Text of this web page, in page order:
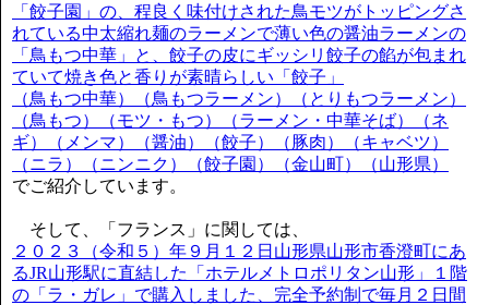
「餃子園」の、程良く味付けされた鳥モツがトッピングさ
れている中太縮れ麺のラーメンで薄い色の醤油ラーメンの
「鳥もつ中華」と、餃子の皮にギッシリ餃子の餡が包まれ
ていて焼き色と香りが素晴らしい「餃子」
（鳥もつ中華）（鳥もつラーメン）（とりもつラーメン）
（鳥もつ）（モツ・もつ）（ラーメン・中華そば）（ネ
ギ）（メンマ）（醤油）（餃子）（豚肉）（キャベツ）
（ニラ）（ニンニク）（餃子園）（金山町）（山形県）
でご紹介しています。
そして、「フランス」に関しては、
２０２３（令和５）年９月１２日山形県山形市香澄町にあ
るJR山形駅に直結した「ホテルメトロポリタン山形」１階
の「ラ・ガレ」で購入しました、完全予約制で毎月２日間